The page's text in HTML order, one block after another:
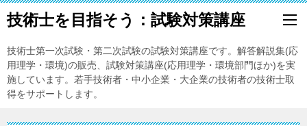
技術士を目指そう：試験対策講座
技術士第一次試験・第二次試験の試験対策講座です。解答解説集(応
用理学・環境)の販売、試験対策講座(応用理学・環境部門ほか)を実
施しています。若手技術者・中小企業・大企業の技術者の技術士取
得をサポートします。